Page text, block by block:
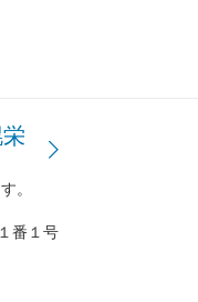
。
番１号